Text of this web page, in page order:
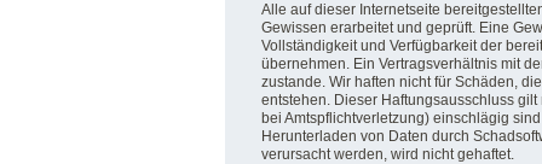
Alle auf dieser Internetseite
Gewissen erarbeitet und geprüft. Eine
Vollständigkeit und Verfügbarkeit der
übernehmen. Ein Vertragsverhältnis mit
zustande. Wir haften nicht für Schäden,
entstehen. Dieser Haftungsausschluss
bei Amtspflichtverletzung) einschlägig
Herunterladen von Daten durch
verursacht werden, wird nicht gehaftet.